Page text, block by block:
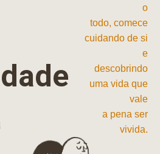
o
todo, comece
cuidando de si
e
descobrindo
uma vida que
vale
a pena ser
vivida.